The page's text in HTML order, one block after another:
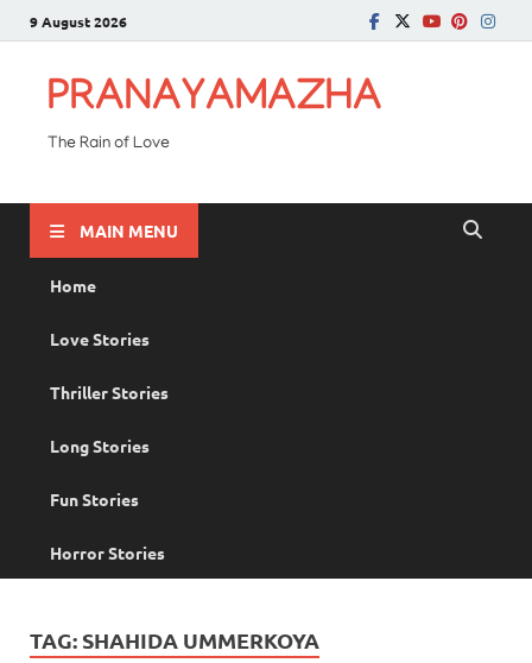
9 August 2026
PRANAYAMAZHA
The Rain of Love
MAIN MENU
Home
Love Stories
Thriller Stories
Long Stories
Fun Stories
Horror Stories
TAG: SHAHIDA UMMERKOYA